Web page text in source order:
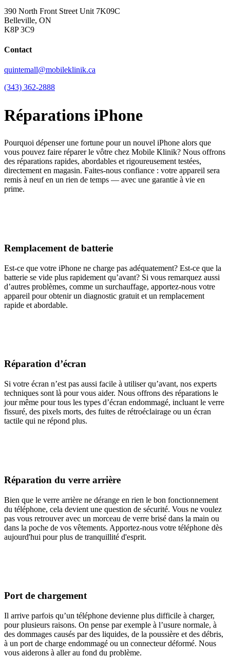
390 North Front Street Unit 7K09C
Belleville, ON
K8P 3C9
Contact
quintemall@mobileklinik.ca
(343) 362-2888
Réparations iPhone
Pourquoi dépenser une fortune pour un nouvel iPhone alors que
vous pouvez faire réparer le vôtre chez Mobile Klinik? Nous offrons
des réparations rapides, abordables et rigoureusement testées,
directement en magasin. Faites-nous confiance : votre appareil sera
remis à neuf en un rien de temps — avec une garantie à vie en
prime.
Remplacement de batterie
Est-ce que votre iPhone ne charge pas adéquatement? Est-ce que la
batterie se vide plus rapidement qu’avant? Si vous remarquez aussi
d’autres problèmes, comme un surchauffage, apportez-nous votre
appareil pour obtenir un diagnostic gratuit et un remplacement
rapide et abordable.
Réparation d’écran
Si votre écran n’est pas aussi facile à utiliser qu’avant, nos experts
techniques sont là pour vous aider. Nous offrons des réparations le
jour même pour tous les types d’écran endommagé, incluant le verre
fissuré, des pixels morts, des fuites de rétroéclairage ou un écran
tactile qui ne répond plus.
Réparation du verre arrière
Bien que le verre arrière ne dérange en rien le bon fonctionnement
du téléphone, cela devient une question de sécurité. Vous ne voulez
pas vous retrouver avec un morceau de verre brisé dans la main ou
dans la poche de vos vêtements. Apportez-nous votre téléphone dès
aujourd'hui pour plus de tranquillité d'esprit.
Port de chargement
Il arrive parfois qu’un téléphone devienne plus difficile à charger,
pour plusieurs raisons. On pense par exemple à l’usure normale, à
des dommages causés par des liquides, de la poussière et des débris,
à un port de charge endommagé ou un connecteur déformé. Nous
vous aiderons à aller au fond du problème.